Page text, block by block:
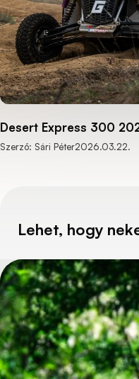
Desert Express 300
Szerző: Sári Péter2026.03.22.
Lehet, hogy